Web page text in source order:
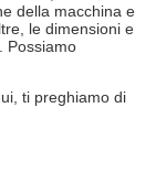
della macchina e
le dimensioni e
Possiamo
ti preghiamo di